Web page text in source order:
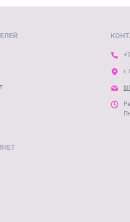
с жесткой спинкой
Мягкий обод при этом
и синие пигменты,
вступает в реакцию быстрее, чем